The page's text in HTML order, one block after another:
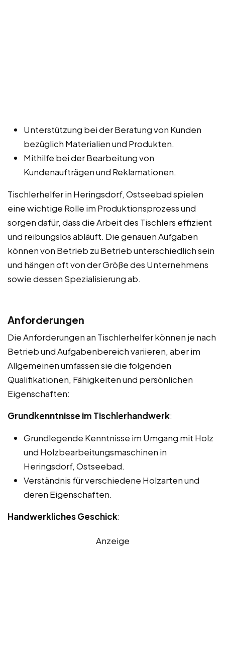
Unterstützung bei der Beratung von Kunden
bezüglich Materialien und Produkten.
Mithilfe bei der Bearbeitung von
Kundenaufträgen und Reklamationen.
Tischlerhelfer in Heringsdorf, Ostseebad spielen
eine wichtige Rolle im Produktionsprozess und
sorgen dafür, dass die Arbeit des Tischlers effizient
und reibungslos abläuft. Die genauen Aufgaben
können von Betrieb zu Betrieb unterschiedlich sein
und hängen oft von der Größe des Unternehmens
sowie dessen Spezialisierung ab.
Anforderungen
Die Anforderungen an Tischlerhelfer können je nach
Betrieb und Aufgabenbereich variieren, aber im
Allgemeinen umfassen sie die folgenden
Qualifikationen, Fähigkeiten und persönlichen
Eigenschaften:
Grundkenntnisse im Tischlerhandwerk:
Grundlegende Kenntnisse im Umgang mit Holz
und Holzbearbeitungsmaschinen in
Heringsdorf, Ostseebad.
Verständnis für verschiedene Holzarten und
deren Eigenschaften.
Handwerkliches Geschick:
Anzeige